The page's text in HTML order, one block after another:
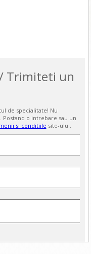
Trimiteti un
de specialitate! Nu
o intrebare sau un
si conditiile site-ului.